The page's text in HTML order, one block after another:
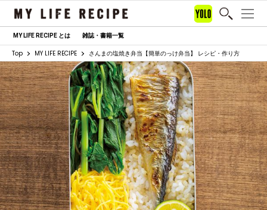
MY LIFE RECIPE とは 雑誌・書籍一覧
Top MY LIFE RECIPE さんまの塩焼き弁当【簡単のっけ弁当】 レシピ・作り方